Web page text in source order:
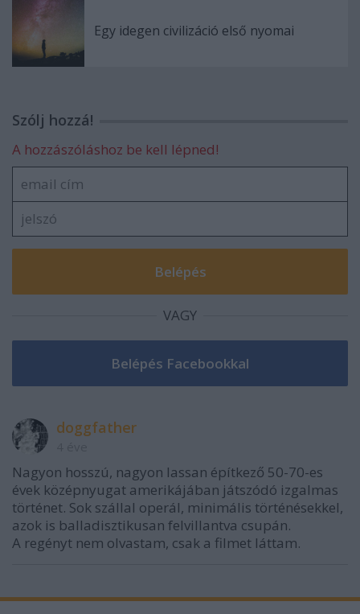
Egy idegen civilizáció első nyomai
Szólj hozzá!
A hozzászóláshoz be kell lépned!
VAGY
doggfather
Nagyon hosszú, nagyon lassan építkező 50-70-es
évek középnyugat amerikájában játszódó izgalmas
történet. Sok szállal operál, minimális történésekkel,
azok is balladisztikusan felvillantva csupán.
A regényt nem olvastam, csak a filmet láttam.